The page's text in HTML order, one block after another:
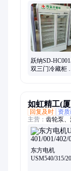
跃纳SD-
双三门冷藏柜
如虹精工(
回复及时
资
主营： 齿轮泵
气压缸、单向
dsc25b050、
例阀、密封圈
东方电机
USM540/315/
401/001/402/